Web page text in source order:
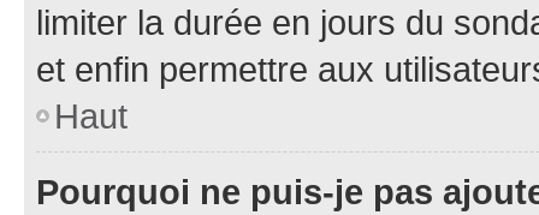
limiter la durée en jours du
et enfin permettre aux
Haut
Pourquoi ne puis-je pas